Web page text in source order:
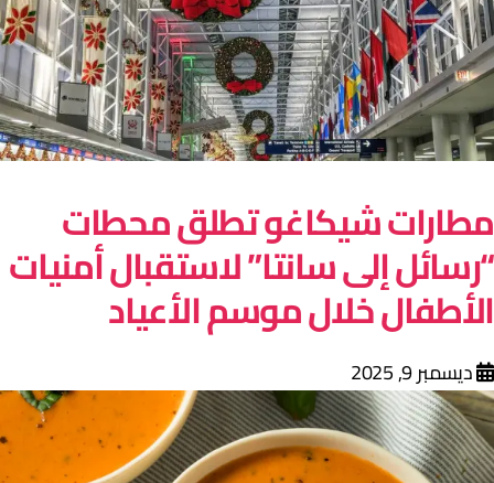
شيكاغو تطلق محطات
إلى سانتا” لاستقبال أمنيات
خلال موسم الأعياد
ديسمبر 9, 2025